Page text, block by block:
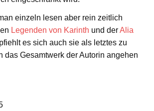
einzeln lesen aber rein zeitlich
Legenden von Karinth und derAlia
es sich auch sie als letztes zu
das Gesamtwerk der Autorin angehen